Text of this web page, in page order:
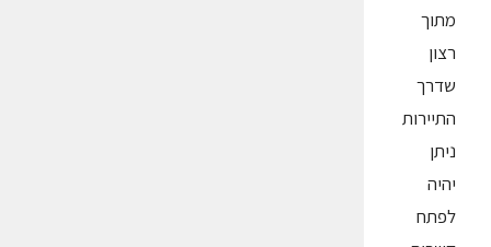
מתוך
רצון
שדרך
התיירות
ניתן
יהיה
לפתח